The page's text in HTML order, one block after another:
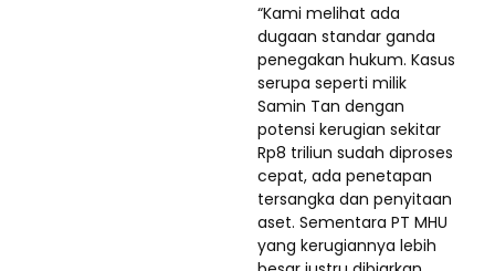
“Kami melihat ada
dugaan standar ganda
penegakan hukum. Kasus
serupa seperti milik
Samin Tan dengan
potensi kerugian sekitar
Rp8 triliun sudah diproses
cepat, ada penetapan
tersangka dan penyitaan
aset. Sementara PT MHU
yang kerugiannya lebih